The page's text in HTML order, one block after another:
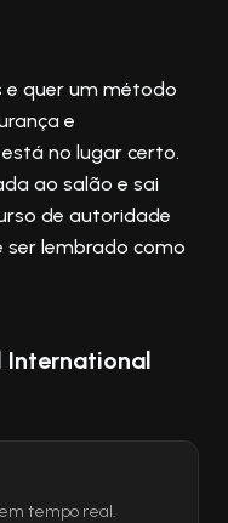
e quer um método
e
no lugar certo.
ao salão e sai
de autoridade
ser lembrado como
International
tempo real.